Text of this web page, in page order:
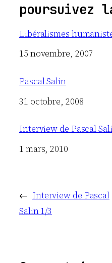
poursuivez
Libéralismes
Date
15 novembre, 2007
Pascal Salin
Date
31 octobre, 2008
Interview de Pascal
Date
1 mars, 2010
← Interview de Pascal
Salin 1/3